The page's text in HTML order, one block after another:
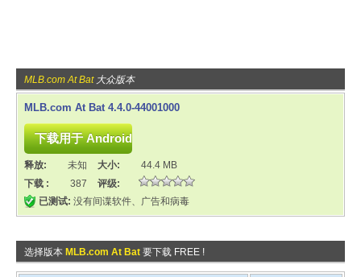
MLB.com At Bat大众版本
MLB.com At Bat 4.4.0-44001000
释放: 未知 大小:
44.4 MB
下载 :
387
评级:
已测试: 没有间谍软件、广告和病毒
选择版本 MLB.com At Bat 要下载 FREE !